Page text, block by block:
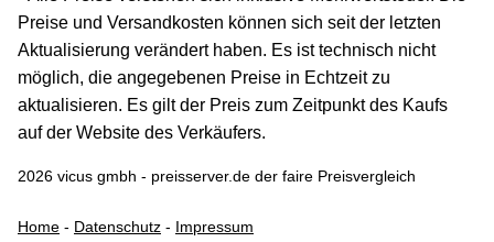
Preise und Versandkosten können sich seit der letzten
Aktualisierung verändert haben. Es ist technisch nicht
möglich, die angegebenen Preise in Echtzeit zu
aktualisieren. Es gilt der Preis zum Zeitpunkt des Kaufs
auf der Website des Verkäufers.
2026 vicus gmbh - preisserver.de der faire Preisvergleich
Home - Datenschutz - Impressum